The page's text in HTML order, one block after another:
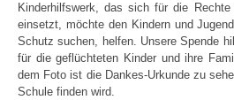
Kinderhilfswerk, das sich für die
einsetzt, möchte den Kindern und
Schutz suchen, helfen. Unsere Spende
für die geflüchteten Kinder und ihre
dem Foto ist die Dankes-Urkunde zu
Schule finden wird.